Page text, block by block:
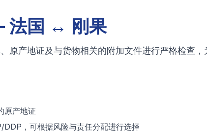
法国 ↔ 刚果
原产地证及与货物相关的附加文件进行严格检查
原产地证
，可根据风险与责任分配进行选择